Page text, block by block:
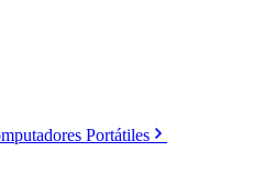
Portátiles